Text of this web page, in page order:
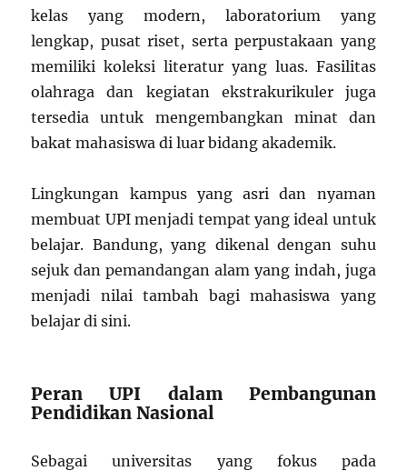
kelas yang modern, laboratorium yang
lengkap, pusat riset, serta perpustakaan yang
memiliki koleksi literatur yang luas. Fasilitas
olahraga dan kegiatan ekstrakurikuler juga
tersedia untuk mengembangkan minat dan
bakat mahasiswa di luar bidang akademik.
Lingkungan kampus yang asri dan nyaman
membuat UPI menjadi tempat yang ideal untuk
belajar. Bandung, yang dikenal dengan suhu
sejuk dan pemandangan alam yang indah, juga
menjadi nilai tambah bagi mahasiswa yang
belajar di sini.
Peran UPI dalam Pembangunan
Pendidikan Nasional
Sebagai universitas yang fokus pada